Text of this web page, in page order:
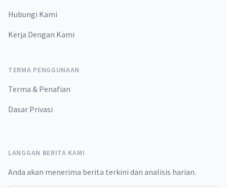
Hubungi Kami
Kerja Dengan Kami
TERMA PENGGUNAAN
Terma & Penafian
Dasar Privasi
LANGGAN BERITA KAMI
Anda akan menerima berita terkini dan analisis harian.